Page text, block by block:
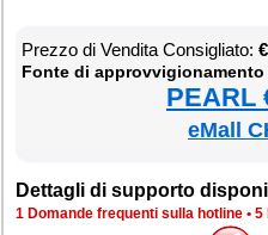
Prez­zo di Ven­di­ta Con­si­glia­to:
Fon­te di ap­prov­vi­gio­na­men­to
PEARL
eMall
Det­ta­gli di sup­por­to
1 Do­man­de fre­quen­ti sul­la ho­tli­ne • 5